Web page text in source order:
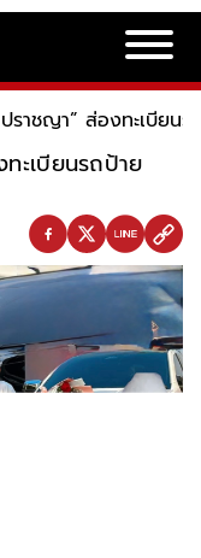
ราชญา” ส่องทะเบียน
ะเบียนรถป้าย